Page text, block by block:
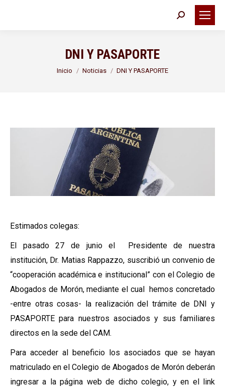
Buscar:
DNI Y PASAPORTE
Estás aquí:
Inicio Noticias DNI Y PASAPORTE
Estimados colegas:
El pasado 27 de junio el Presidente de nuestra
institución, Dr. Matias Rappazzo, suscribió un convenio de
“cooperación académica e institucional” con el Colegio de
Abogados de Morón, mediante el cual hemos concretado
-entre otras cosas- la realización del trámite de DNI y
PASAPORTE para nuestros asociados y sus familiares
directos en la sede del CAM.
Para acceder al beneficio los asociados que se hayan
matriculado en el Colegio de Abogados de Morón deberán
ingresar a la página web de dicho colegio, y en el link